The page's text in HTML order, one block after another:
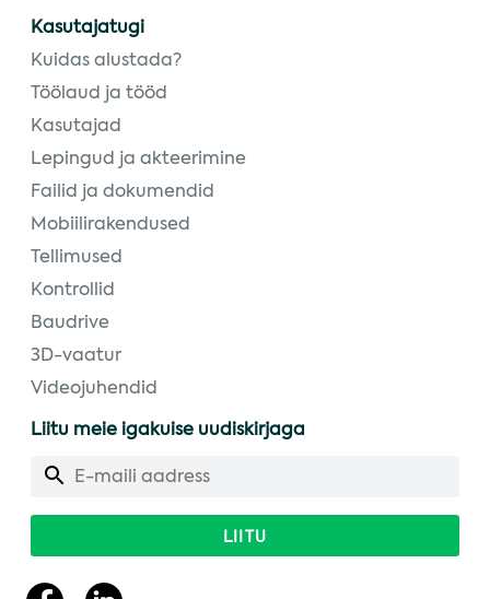
Kasutajatugi
Kuidas alustada?
Töölaud ja tööd
Kasutajad
Lepingud ja akteerimine
Failid ja dokumendid
Mobiilirakendused
Tellimused
Kontrollid
Baudrive
3D-vaatur
Videojuhendid
Liitu meie igakuise uudiskirjaga